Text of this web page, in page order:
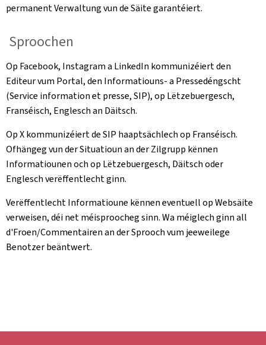
permanent Verwaltung vun de Säite garantéiert.
Sproochen
Op Facebook, Instagram a LinkedIn kommunizéiert den
Editeur vum Portal, den Informatiouns- a Pressedéngscht
(Service information et presse, SIP), op Lëtzebuergesch,
Franséisch, Englesch an Däitsch.
Op X kommunizéiert de SIP haaptsächlech op Franséisch.
Ofhängeg vun der Situatioun an der Zilgrupp kënnen
Informatiounen och op Lëtzebuergesch, Däitsch oder
Englesch verëffentlecht ginn.
Verëffentlecht Informatioune kënnen eventuell op Websäite
verweisen, déi net méisproocheg sinn. Wa méiglech ginn all
d'Froen/Commentairen an der Sprooch vum jeeweilege
Benotzer beäntwert.